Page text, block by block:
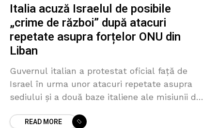
Italia acuză Israelul de posibile
„crime de război” după atacuri
repetate asupra forțelor ONU din
Liban
Guvernul italian a protestat oficial față de
Israel în urma unor atacuri repetate asupra
sediului și a două baze italiene ale misiunii de
READ MORE